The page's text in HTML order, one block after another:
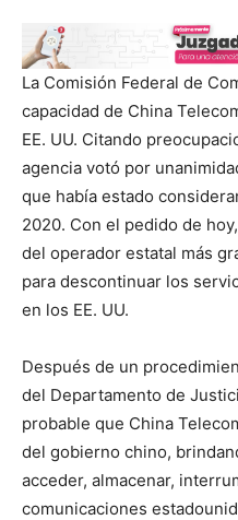
La Comisión Federal de
capacidad de China
EE. UU. Citando
agencia votó por
que había estado
2020. Con el pedido de
del operador estatal más
para descontinuar los
en los EE. UU.
Después de un
del Departamento de
probable que China
del gobierno chino,
acceder, almacenar,
comunicaciones